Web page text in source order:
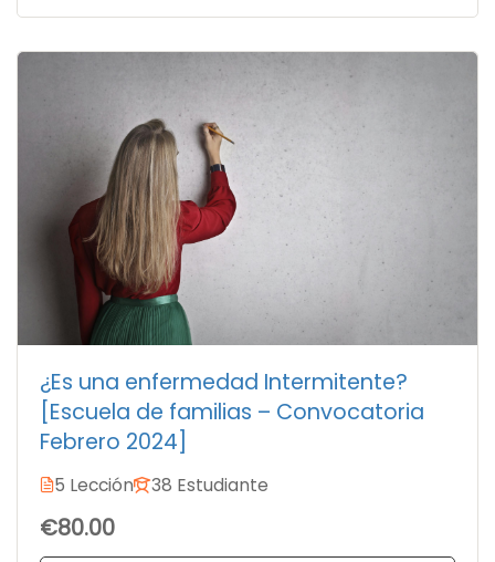
¿Es una enfermedad Intermitente?
[Escuela de familias – Convocatoria
Febrero 2024]
5 Lección 38 Estudiante
€80.00